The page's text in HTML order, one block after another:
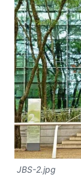
JBS-2.jpg